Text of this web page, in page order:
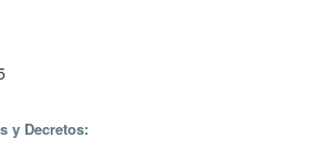
y Decretos: